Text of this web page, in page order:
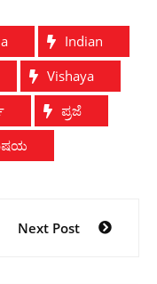
Indian
Vishaya
ಪ್ರಜೆ
Next Post